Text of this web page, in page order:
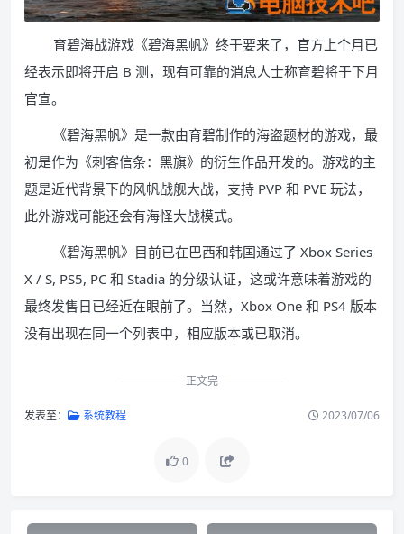
育碧海战游戏《碧海黑帆》终于要来了，官方上个月已
经表示即将开启 B 测，现有可靠的消息人士称育碧将于下月
官宣。
《碧海黑帆》是一款由育碧制作的海盗题材的游戏，最
初是作为《刺客信条：黑旗》的衍生作品开发的。游戏的主
题是近代背景下的风帆战舰大战，支持 PVP 和 PVE 玩法，
此外游戏可能还会有海怪大战模式。
《碧海黑帆》目前已在巴西和韩国通过了 Xbox Series
X / S, PS5, PC 和 Stadia 的分级认证，这或许意味着游戏的
最终发售日已经近在眼前了。当然，Xbox One 和 PS4 版本
没有出现在同一个列表中，相应版本或已取消。
正文完
发表至： 系统教程 2023/07/06
0